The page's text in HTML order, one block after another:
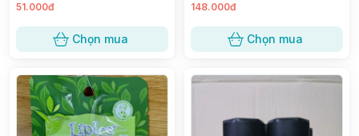
51.000đ
Chọn mua
148.000đ
Chọn mua